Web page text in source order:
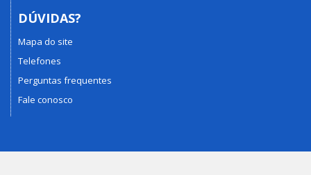
DÚVIDAS?
Mapa do site
Telefones
Perguntas frequentes
Fale conosco